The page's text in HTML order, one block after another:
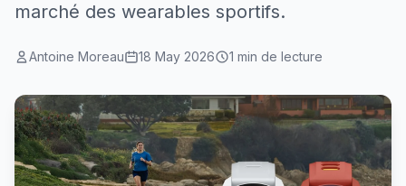
marché des wearables sportifs.
Antoine Moreau 18 May 2026 1 min de lecture